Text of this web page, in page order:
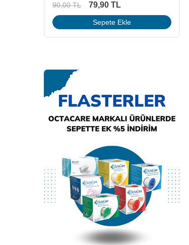
90,00TL 79,90 TL
Sepete Ekle
%22
ÇOK AL AZ ÖDE
(277 Yorum)